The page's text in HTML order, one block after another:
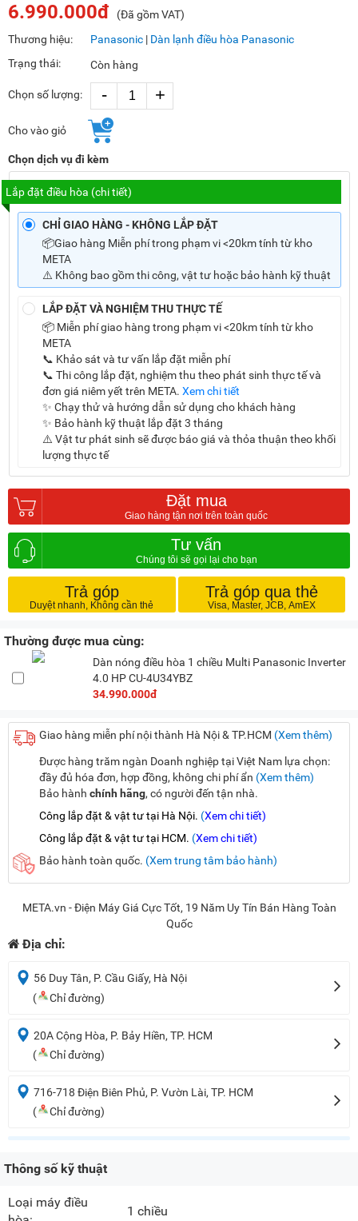
6.990.000đ
(Đã gồm VAT)
Thương hiệu:
Panasonic | Dàn lạnh điều hòa Panasonic
Trạng thái:
Còn hàng
Chọn số lượng: - +
Cho vào giỏ
Chọn dịch vụ đi kèm
Lắp đặt điều hòa (chi tiết)
CHỈ GIAO HÀNG - KHÔNG LẮP ĐẶT
📦Giao hàng Miễn phí trong phạm vi <20km tính từ kho
META
⚠️ Không bao gồm thi công, vật tư hoặc bảo hành kỹ thuật
LẮP ĐẶT VÀ NGHIỆM THU THỰC TẾ
📦 Miễn phí giao hàng trong phạm vi <20km tính từ kho
META
📞 Khảo sát và tư vấn lắp đặt miễn phí
📞 Thi công lắp đặt, nghiệm thu theo phát sinh thực tế và
đơn giá niêm yết trên META. Xem chi tiết
✨ Chạy thử và hướng dẫn sử dụng cho khách hàng
✨ Bảo hành kỹ thuật lắp đặt 3 tháng
⚠️ Vật tư phát sinh sẽ được báo giá và thỏa thuận theo khối
lượng thực tế
Đặt mua
Tư vấn
Trả góp Trả góp qua thẻ
Thường được mua cùng:
Dàn nóng điều hòa 1 chiều Multi Panasonic Inverter
4.0 HP CU-4U34YBZ
34.990.000đ
Giao hàng miễn phí nội thành Hà Nội & TP.HCM (Xem thêm)
Được hàng trăm ngàn Doanh nghiệp tại Việt Nam lựa chọn:
đầy đủ hóa đơn, hợp đồng, không chi phí ẩn (Xem thêm)
Bảo hành chính hãng, có người đến tận nhà.
Công lắp đặt & vật tư tại Hà Nội. (Xem chi tiết)
Công lắp đặt & vật tư tại HCM. (Xem chi tiết)
Bảo hành toàn quốc. (Xem trung tâm bảo hành)
META.vn - Điện Máy Giá Cực Tốt, 19 Năm Uy Tín Bán Hàng Toàn
Quốc
Địa chỉ:
56 Duy Tân, P. Cầu Giấy, Hà Nội
(
Chỉ đường)
20A Cộng Hòa, P. Bảy Hiền, TP. HCM
(
Chỉ đường)
716-718 Điện Biên Phủ, P. Vườn Lài, TP. HCM
(
Chỉ đường)
Thông số kỹ thuật
Loại máy điều
1 chiều